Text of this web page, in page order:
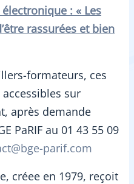
: « Les
rassurées et bien
formateurs, ces
sur
après demande
PaRIF au 01 43 55 09
parif.com
créee en 1979, reçoit